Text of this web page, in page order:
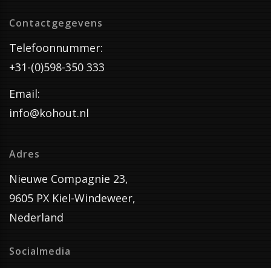
Contactgegevens
Telefoonnummer:
+31-(0)598-350 333
Email:
info@kohout.nl
Adres
Nieuwe Compagnie 23,
9605 PX Kiel-Windeweer,
Nederland
Socialmedia